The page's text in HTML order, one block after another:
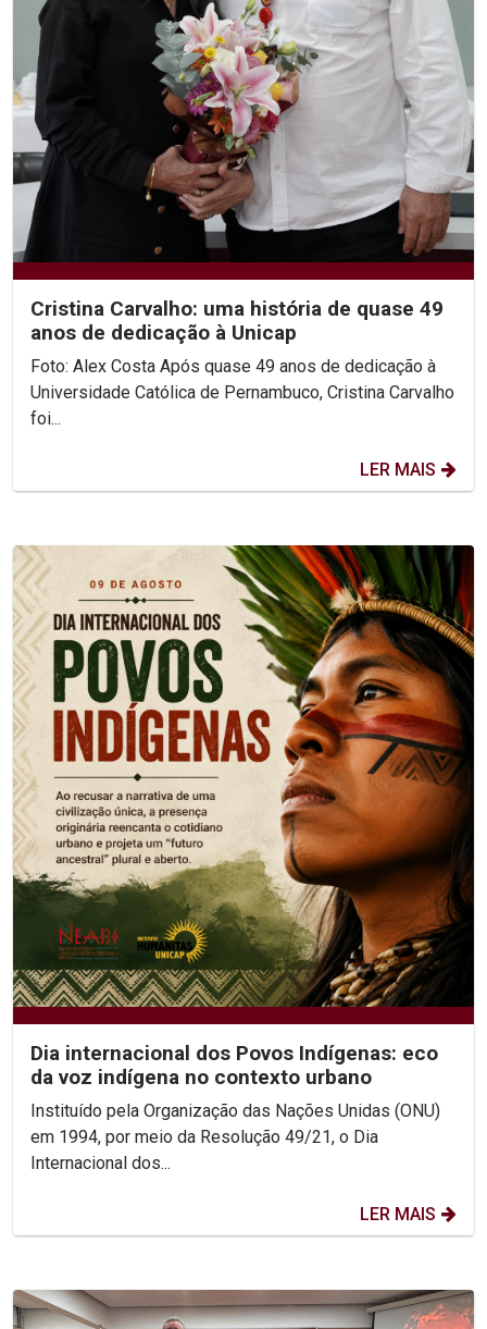
Cristina Carvalho: uma história de quase 49
anos de dedicação à Unicap
Foto: Alex Costa Após quase 49 anos de dedicação à
Universidade Católica de Pernambuco, Cristina Carvalho
foi...
LER MAIS
Dia internacional dos Povos Indígenas: eco
da voz indígena no contexto urbano
Instituído pela Organização das Nações Unidas (ONU)
em 1994, por meio da Resolução 49/21, o Dia
Internacional dos...
LER MAIS